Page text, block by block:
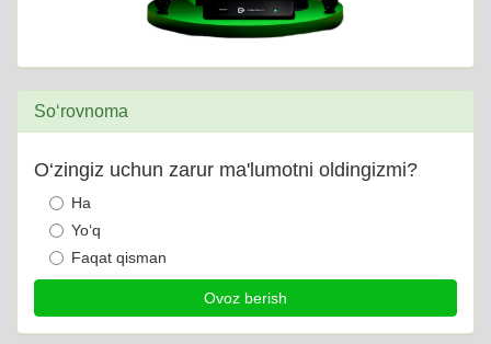
So‘rovnoma
O‘zingiz uchun zarur ma'lumotni oldingizmi?
Ha
Yo‘q
Faqat qisman